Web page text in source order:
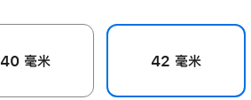
40 毫米 42 毫米